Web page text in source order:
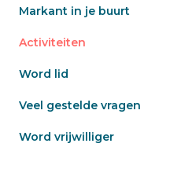
Markant in je buurt
Activiteiten
Word lid
Veel gestelde vragen
Word vrijwilliger